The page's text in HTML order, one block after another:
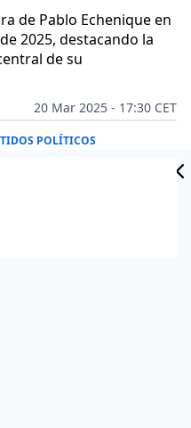
de Pablo Echenique en
2025, destacando la
de su
20 Mar 2025 - 17:30 CET
POLÍTICOS